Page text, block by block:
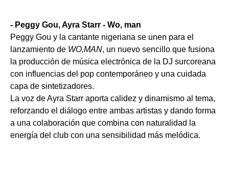
- Peggy Gou, Ayra Starr - Wo, man
Peggy Gou y la cantante nigeriana se unen para el
lanzamiento de WO,MAN, un nuevo sencillo que fusiona
la producción de música electrónica de la DJ surcoreana
con influencias del pop contemporáneo y una cuidada
capa de sintetizadores.
La voz de Ayra Starr aporta calidez y dinamismo al tema,
reforzando el diálogo entre ambas artistas y dando forma
a una colaboración que combina con naturalidad la
energía del club con una sensibilidad más melódica.